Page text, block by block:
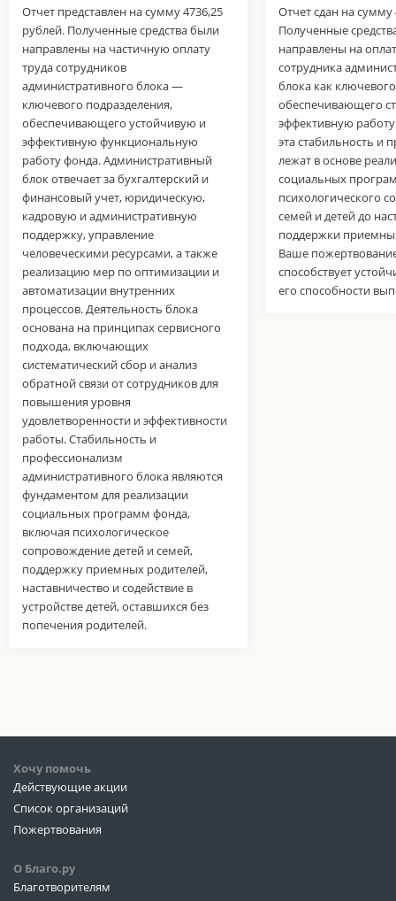
Отчет представлен на сумму 4736,25
рублей. Полученные средства были
направлены на частичную оплату
труда сотрудников
административного блока —
ключевого подразделения,
обеспечивающего устойчивую и
эффективную функциональную
работу фонда. Административный
блок отвечает за бухгалтерский и
финансовый учет, юридическую,
кадровую и административную
поддержку, управление
человеческими ресурсами, а также
реализацию мер по оптимизации и
автоматизации внутренних
процессов. Деятельность блока
основана на принципах сервисного
подхода, включающих
систематический сбор и анализ
обратной связи от сотрудников для
повышения уровня
удовлетворенности и эффективности
работы. Стабильность и
профессионализм
административного блока являются
фундаментом для реализации
социальных программ фонда,
включая психологическое
сопровождение детей и семей,
поддержку приемных родителей,
наставничество и содействие в
устройстве детей, оставшихся без
попечения родителей.
Отчет сдан на сумму
Полученные
направлены на
сотрудника
блока как
обеспечивающего
эффективную
эта стабильность и
лежат в основе
социальных
психологического
семей и детей до
поддержки
Ваше
способствует
его способности
Хочу помочь
Действующие акции
Список организаций
Пожертвования
О Благо.ру
Благотворителям